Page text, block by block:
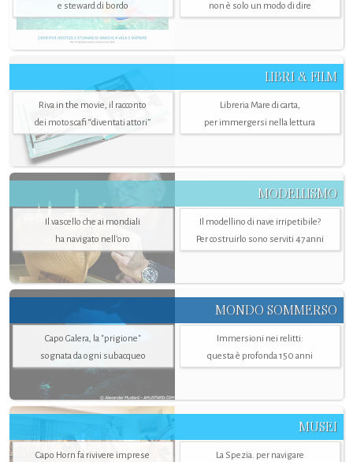
e steward di bordo
non è solo un modo di dire
LIBRI & FILM
Riva in the movie, il racconto
dei motoscafi “diventati attori”
Libreria Mare di carta,
per immergersi nella lettura
MODELLISMO
Il vascello che ai mondiali
ha navigato nell’oro
Il modellino di nave irripetibile?
Per costruirlo sono serviti 47 anni
MONDO SOMMERSO
Capo Galera, la "prigione"
sognata da ogni subacqueo
Immersioni nei relitti:
questa è profonda 150 anni
MUSEI
Capo Horn fa rivivere imprese
La Spezia. per navigare